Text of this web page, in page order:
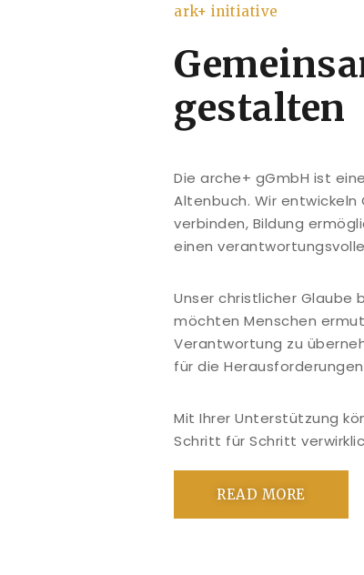
ark+ initiative
gestalten
Die arche+ gGmbH ist
Altenbuch. Wir
verbinden, Bildung
einen
Unser christlicher Glaube
möchten Menschen
Verantwortung zu
für die
Mit Ihrer Unterstützung
Schritt für Schritt
READ MORE